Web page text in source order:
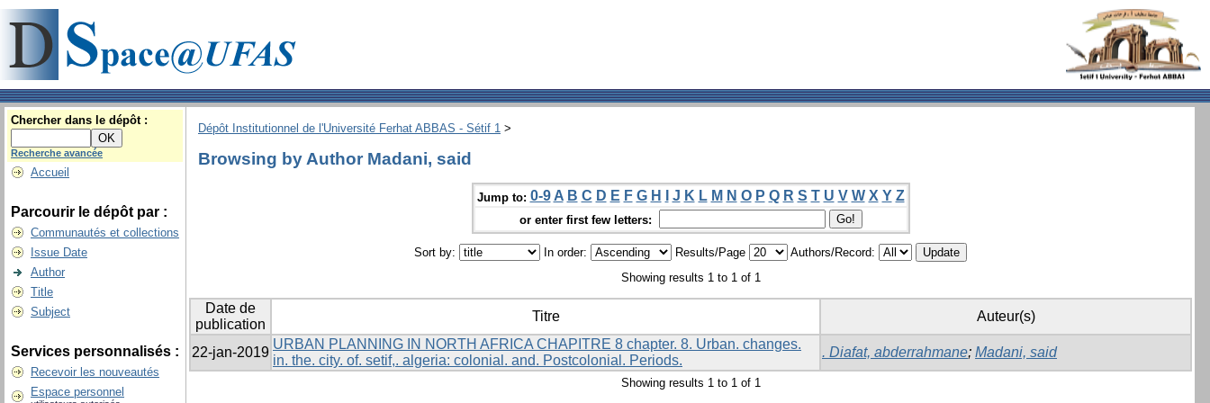
Chercher dans le dépôt :
Recherche avancée
Accueil
Parcourir le dépôt par :
Communautés et collections
Issue Date
Author
Title
Subject
Services personnalisés :
Recevoir les nouveautés
Espace personnel
Dépôt Institutionnel de l'Université Ferhat ABBAS - Sétif 1 >
Browsing by Author Madani, said
Jump to: 0-9 A B C D E F G H J K L M N O P Q R S T U V W X Y Z
or enter first few letters:
Sort by: In order: Results/Page
Authors/Record:
Showing results 1 to 1 of 1
Date de
publication
Titre Auteur(s)
22-jan-2019
URBAN PLANNING IN NORTH AFRICA CHAPITRE 8 chapter. 8. Urban. changes.
in. the. city. of. setif,. algeria: colonial. and. Postcolonial. Periods.
. Diafat, abderrahmane; Madani, said
Showing results 1 to 1 of 1